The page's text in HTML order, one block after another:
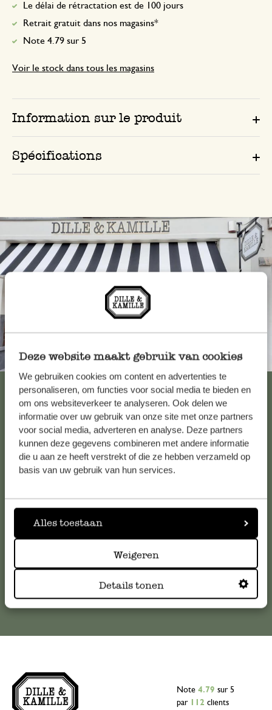
Deze website maakt gebruik van cookies
We gebruiken cookies om content en advertenties te
personaliseren, om functies voor social media te bieden en
om ons websiteverkeer te analyseren. Ook delen we
informatie over uw gebruik van onze site met onze partners
voor social media, adverteren en analyse. Deze partners
kunnen deze gegevens combineren met andere informatie
die u aan ze heeft verstrekt of die ze hebben verzameld op
basis van uw gebruik van hun services.
Alles toestaan
Weigeren
Details tonen
Le délai de rétractation est de 100 jours
Retrait gratuit dans nos magasins*
Note 4.79 sur 5
Voir le stock dans tous les magasins
Information sur le produit
Spécifications
Toujours à proximité
Voir les 62 magasins
Service clientèle
Pour toute question ou demande de conseil ou d’aide,
nos réponses auxquestions les plus fréquemment posées.
Service client en ligne
Note 4.79 sur 5
par
112 clients